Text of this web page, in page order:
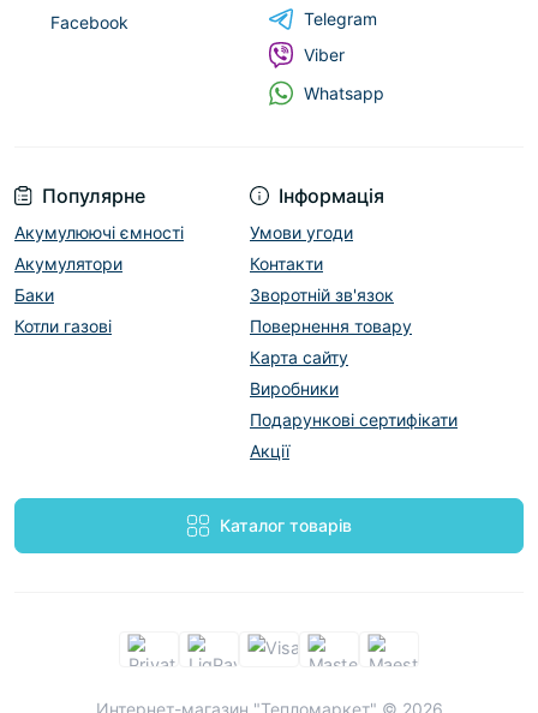
Популярне
Акумулюючі ємності
Акумулятори
Баки
Котли газові
Інформація
Умови угоди
Контакти
Зворотній зв'язок
Повернення товару
Карта сайту
Виробники
Подарункові сертифікати
Акції
Каталог товарів
Facebook
Telegram
Viber
Whatsapp